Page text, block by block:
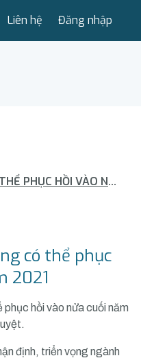
Liên hệ Đăng nhập
SSI: NGÀNH HÀNG KHÔNG CÓ THỂ PHỤC HỒI VÀO NỬA CUỐI NĂM 2021
có thể phục
2021
hồi vào nửa cuối năm
định, triển vọng ngành